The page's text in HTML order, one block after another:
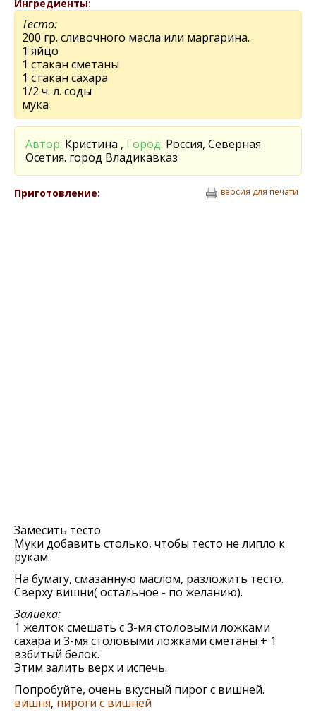
Ингредиенты:
Тесто:
200 гр. сливочного масла или маргарина.
1 яйцо
1 стакан сметаны
1 стакан сахара
1/2 ч. л. соды
мука
Автор: Кристина , Город: Россия, Северная
Осетия. город Владикавказ
Приготовление: версия для печати
Замесить тесто
Муки добавить столько, чтобы тесто не липло к
рукам.
На бумагу, смазанную маслом, разложить тесто.
Сверху вишни( остальное - по желанию).
Заливка:
1 желток смешать с 3-мя столовыми ложками
сахара и 3-мя столовыми ложками сметаны + 1
взбитый белок.
Этим залить верх и испечь.
Попробуйте, очень вкусный пирог с вишней.
вишня, пироги с вишней